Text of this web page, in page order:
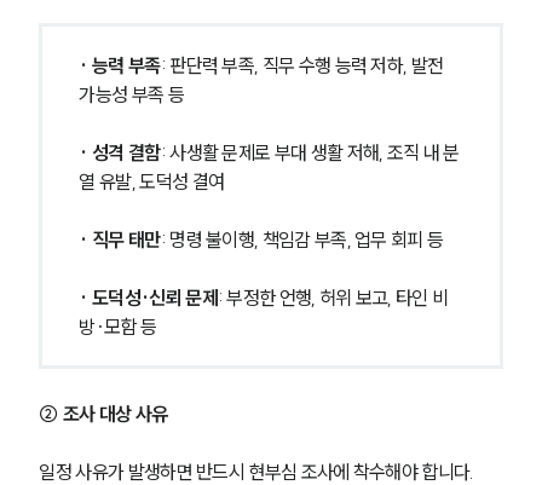
· 능력 부족: 판단력 부족, 직무 수행 능력 저하, 발전
가능성 부족 등
· 성격 결함: 사생활 문제로 부대 생활 저해, 조직 내 분
열 유발, 도덕성 결여
· 직무 태만: 명령 불이행, 책임감 부족, 업무 회피 등
· 도덕성·신뢰 문제: 부정한 언행, 허위 보고, 타인 비
방·모함 등
② 조사 대상 사유
일정 사유가 발생하면 반드시 현부심 조사에 착수해야 합니다.